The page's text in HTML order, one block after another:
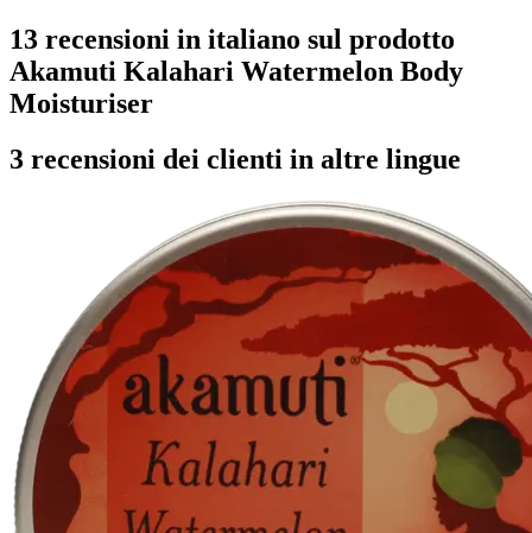
13 recensioni in italiano sul prodotto
Akamuti Kalahari Watermelon Body
Moisturiser
3 recensioni dei clienti in altre lingue